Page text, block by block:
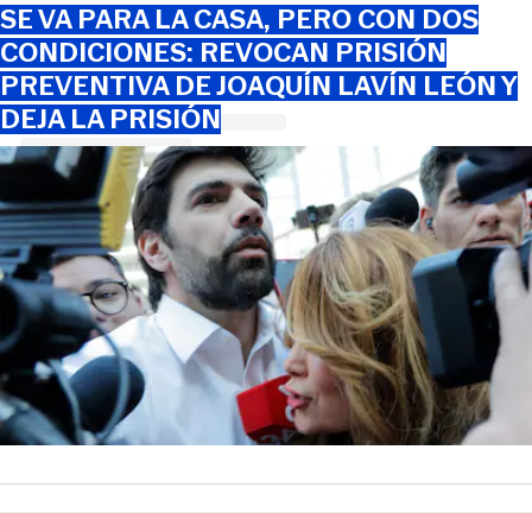
SE VA PARA LA CASA, PERO CON DOS
CONDICIONES: REVOCAN PRISIÓN
PREVENTIVA DE JOAQUÍN LAVÍN LEÓN Y
DEJA LA PRISIÓN